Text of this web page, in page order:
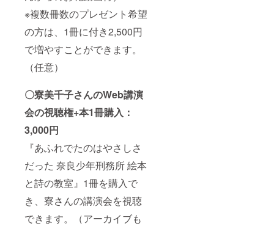
※複数冊数のプレゼント希望
の方は、1冊に付き2,500円
で増やすことができます。
（任意）
〇寮美千子さんのWeb講演
会の視聴権+本1冊購入：
3,000円
『あふれでたのはやさしさ
だった 奈良少年刑務所 絵本
と詩の教室』1冊を購入で
き、寮さんの講演会を視聴
できます。（アーカイブも